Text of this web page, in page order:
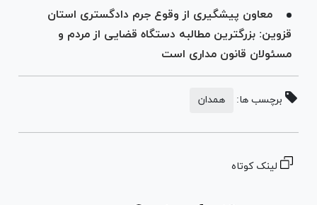
معاون پیشگیری از وقوع جرم دادگستری استان
قزوین: بزرگترین مطالبه دستگاه قضایی از مردم و
مسئولان قانون مداری است
برچسب ها: همدان
لینک کوتاه